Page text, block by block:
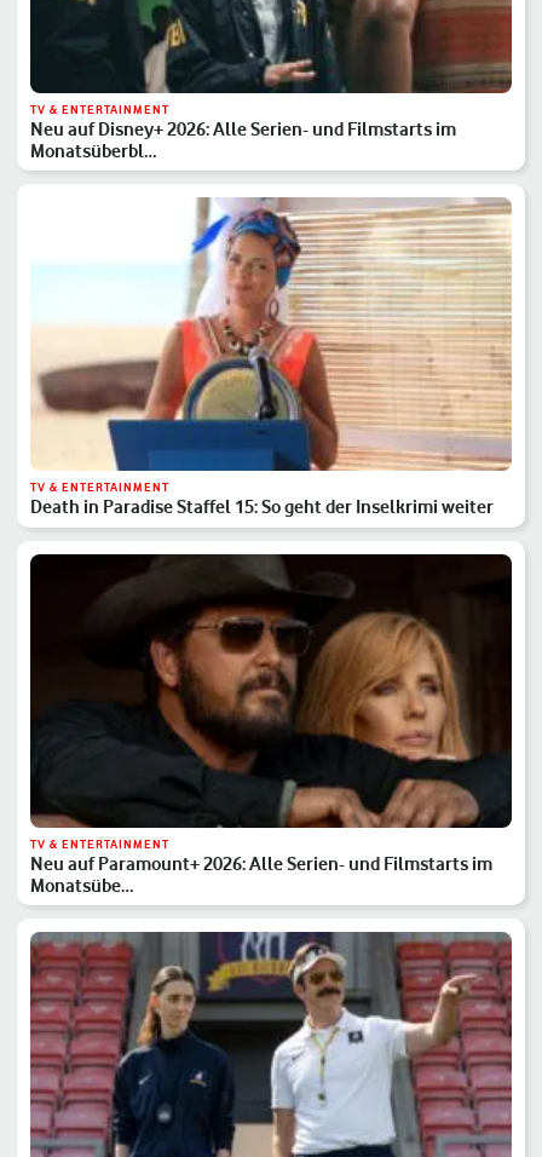
TV & ENTERTAINMENT
Neu auf Disney+ 2026: Alle Serien- und Filmstarts im
Monatsüberbl…
TV & ENTERTAINMENT
Death in Paradise Staffel 15: So geht der Inselkrimi weiter
TV & ENTERTAINMENT
Neu auf Paramount+ 2026: Alle Serien- und Filmstarts im
Monatsübe…